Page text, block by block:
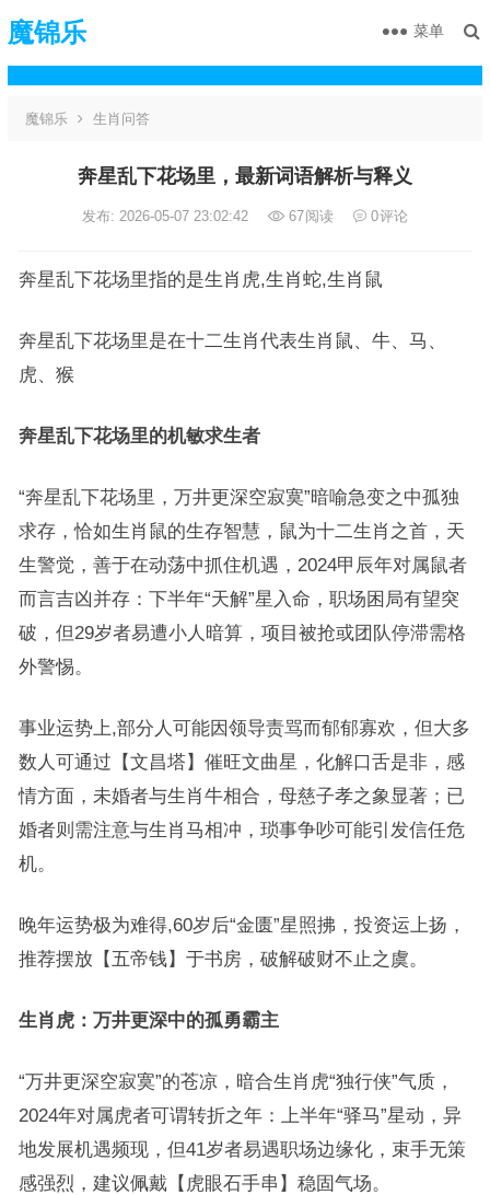
魔锦乐 菜单
魔锦乐 生肖问答
奔星乱下花场里，最新词语解析与释义
发布: 2026-05-07 23:02:42 67阅读 0评论
奔星乱下花场里指的是生肖虎,生肖蛇,生肖鼠
奔星乱下花场里是在十二生肖代表生肖鼠、牛、马、
虎、猴
奔星乱下花场里的机敏求生者
“奔星乱下花场里，万井更深空寂寞”暗喻急变之中孤独
求存，恰如生肖鼠的生存智慧，鼠为十二生肖之首，天
生警觉，善于在动荡中抓住机遇，2024甲辰年对属鼠者
而言吉凶并存：下半年“天解”星入命，职场困局有望突
破，但29岁者易遭小人暗算，项目被抢或团队停滞需格
外警惕。
事业运势上,部分人可能因领导责骂而郁郁寡欢，但大多
数人可通过【文昌塔】催旺文曲星，化解口舌是非，感
情方面，未婚者与生肖牛相合，母慈子孝之象显著；已
婚者则需注意与生肖马相冲，琐事争吵可能引发信任危
机。
晚年运势极为难得,60岁后“金匮”星照拂，投资运上扬，
推荐摆放【五帝钱】于书房，破解破财不止之虞。
生肖虎：万井更深中的孤勇霸主
“万井更深空寂寞”的苍凉，暗合生肖虎“独行侠”气质，
2024年对属虎者可谓转折之年：上半年“驿马”星动，异
地发展机遇频现，但41岁者易遇职场边缘化，束手无策
感强烈，建议佩戴【虎眼石手串】稳固气场。